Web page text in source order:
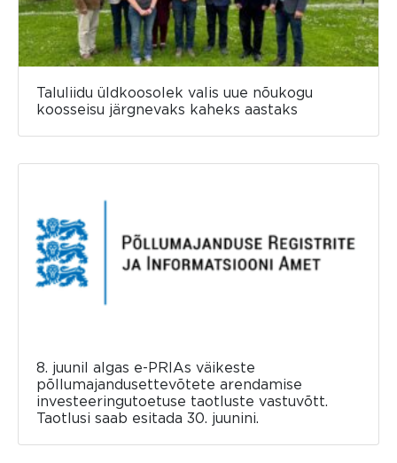
Taluliidu üldkoosolek valis uue nõukogu
koosseisu järgnevaks kaheks aastaks
8. juunil algas e-PRIAs väikeste
põllumajandusettevõtete arendamise
investeeringutoetuse taotluste vastuvõtt.
Taotlusi saab esitada 30. juunini.